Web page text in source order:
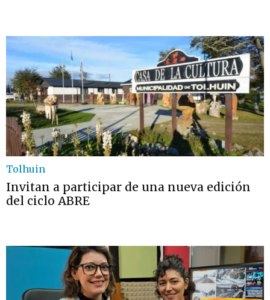
Tolhuin
Invitan a participar de una nueva edición
del ciclo ABRE